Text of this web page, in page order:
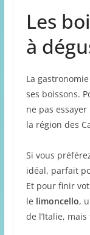
Les
à
La
ses boissons.
ne pas essayer
la région des
Si vous
idéal, parfait
Et pour finir
le limoncello,
de l’Italie,